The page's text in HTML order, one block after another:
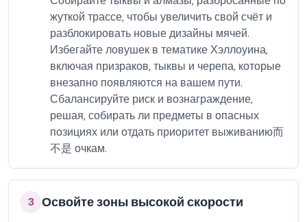
жуткой трассе, чтобы увеличить свой счёт и
разблокировать новые дизайны мячей.
Избегайте ловушек в тематике Хэллоуина,
включая призраков, тыквы и черепа, которые
внезапно появляются на вашем пути.
Сбалансируйте риск и вознаграждение,
решая, собирать ли предметы в опасных
позициях или отдать приоритет выживанию而
不是 очкам.
3 Освойте зоны высокой скорости